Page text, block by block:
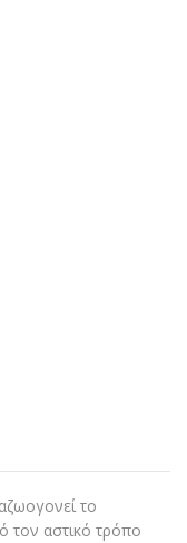
το
τον αστικό τρόπο